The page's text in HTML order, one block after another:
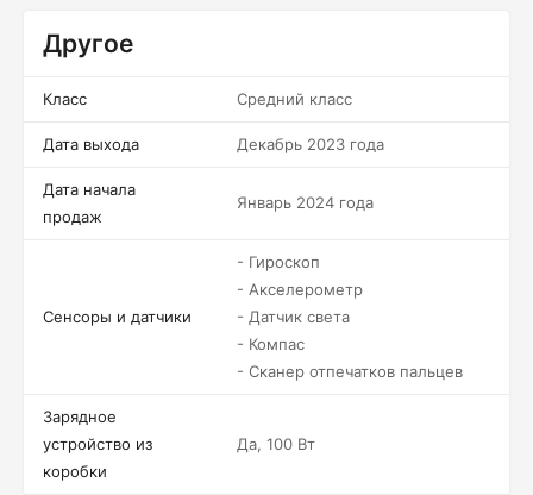
Другое
Класс Средний класс
Дата выхода Декабрь 2023 года
Дата начала
продаж
Январь 2024 года
Сенсоры и датчики
- Гироскоп
- Акселерометр
- Датчик света
- Компас
- Сканер отпечатков пальцев
Зарядное
устройство из
коробки
Да, 100 Вт